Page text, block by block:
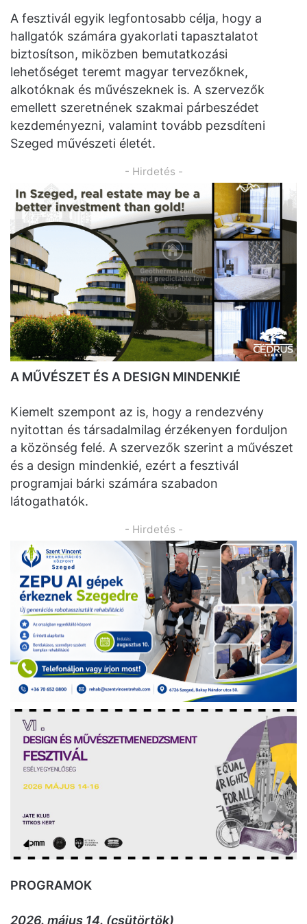
A fesztivál egyik legfontosabb célja, hogy a
hallgatók számára gyakorlati tapasztalatot
biztosítson, miközben bemutatkozási
lehetőséget teremt magyar tervezőknek,
alkotóknak és művészeknek is. A szervezők
emellett szeretnének szakmai párbeszédet
kezdeményezni, valamint tovább pezsdíteni
Szeged művészeti életét.
- Hirdetés -
A MŰVÉSZET ÉS A DESIGN MINDENKIÉ
Kiemelt szempont az is, hogy a rendezvény
nyitottan és társadalmilag érzékenyen forduljon
a közönség felé. A szervezők szerint a művészet
és a design mindenkié, ezért a fesztivál
programjai bárki számára szabadon
látogathatók.
- Hirdetés -
PROGRAMOK
2026. május 14. (csütörtök)